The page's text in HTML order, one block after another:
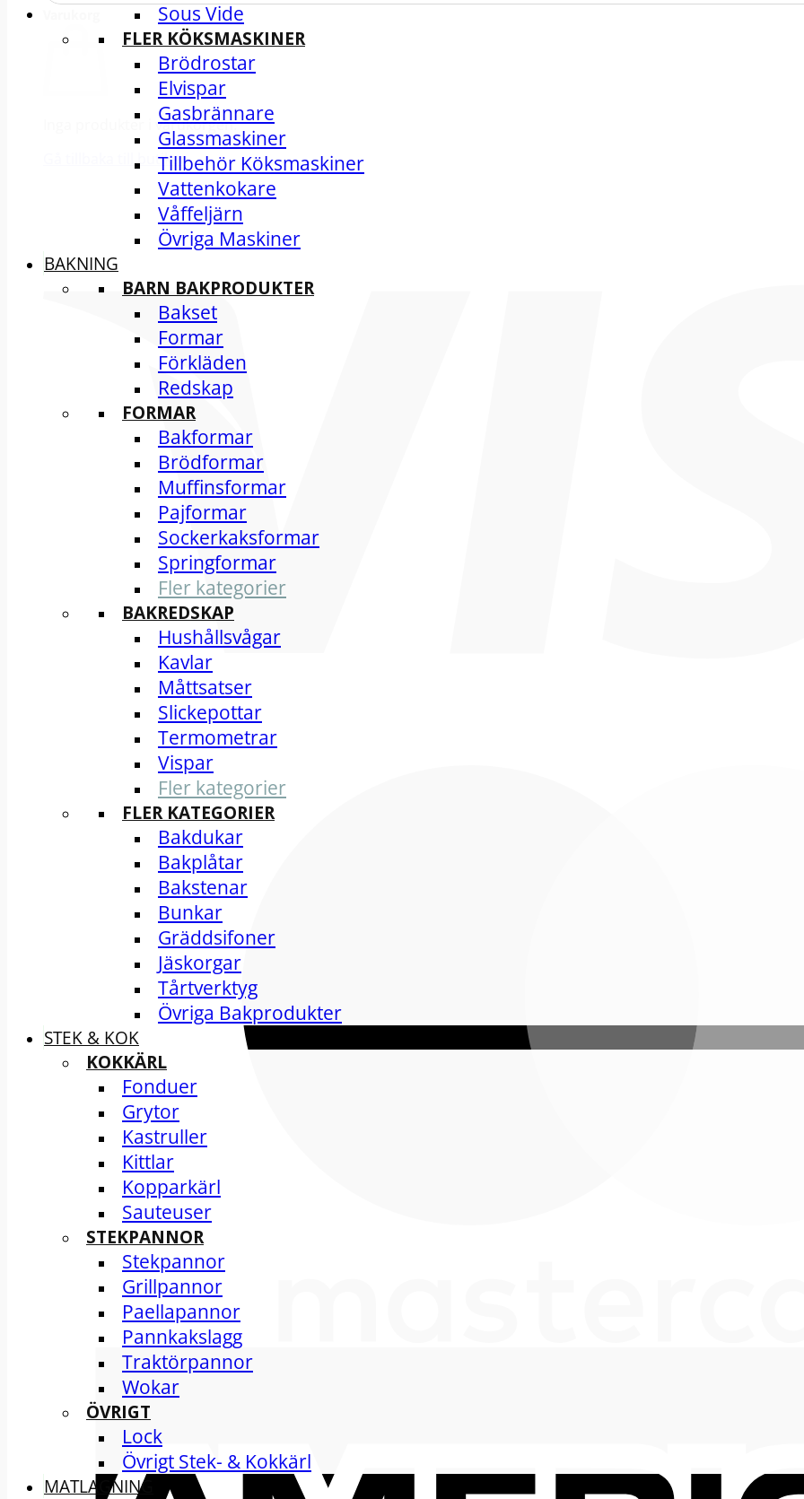
Inga produkter i varukorgen.
Gå tillbaka till butiken
Sous Vide
FLER KÖKSMASKINER
Brödrostar
Elvispar
Gasbrännare
Glassmaskiner
Tillbehör Köksmaskiner
Vattenkokare
Våffeljärn
Övriga Maskiner
BAKNING
BARN BAKPRODUKTER
Bakset
Formar
Förkläden
Redskap
FORMAR
Bakformar
Brödformar
Muffinsformar
Pajformar
Sockerkaksformar
Springformar
Fler kategorier
BAKREDSKAP
Hushållsvågar
Kavlar
Måttsatser
Slickepottar
Termometrar
Vispar
Fler kategorier
FLER KATEGORIER
Bakdukar
Bakplåtar
Bakstenar
Bunkar
Gräddsifoner
Jäskorgar
Tårtverktyg
Övriga Bakprodukter
STEK & KOK
KOKKÄRL
Fonduer
Grytor
Kastruller
Kittlar
Kopparkärl
Sauteuser
STEKPANNOR
Stekpannor
Grillpannor
Paellapannor
Pannkakslagg
Traktörpannor
Wokar
ÖVRIGT
Lock
Övrigt Stek- & Kokkärl
MATLAGNING